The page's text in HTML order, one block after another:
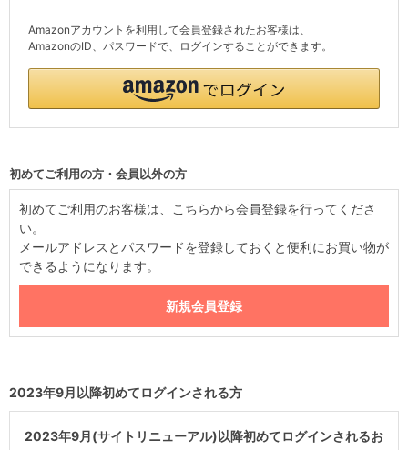
Amazonアカウントを利用して会員登録されたお客様は、
AmazonのID、パスワードで、ログインすることができます。
初めてご利用の方・会員以外の方
初めてご利用のお客様は、こちらから会員登録を行ってくださ
い。
メールアドレスとパスワードを登録しておくと便利にお買い物が
できるようになります。
2023年9月以降初めてログインされる方
2023年9月(サイトリニューアル)以降初めてログインされるお